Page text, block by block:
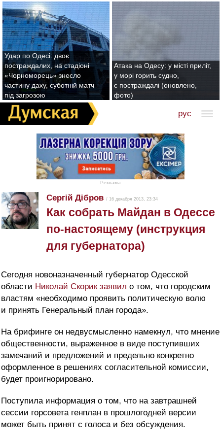
Удар по Одесі: двоє
постраждалих, на стадіоні
«Чорноморець» знесло
частину даху, суботній матч
під загрозою
Атака на Одесу: у місті приліт,
у морі горить судно,
є постраждалі (оновлено,
фото)
рус
Реклама
Сергій Дібров / 16 декабря 2013, 23:34
Как собрать Майдан в Одессе
по-настоящему (инструкция
для губернатора)
Сегодня новоназначенный губернатор Одесской
области Николай Скорик заявил о том, что городским
властям «необходимо проявить политическую волю
и принять Генеральный план города».
На брифинге он недвусмысленно намекнул, что мнение
общественности, выраженное в виде поступивших
замечаний и предложений и предельно конкретно
оформленное в решениях согласительной комиссии,
будет проигнорировано.
Поступила информация о том, что на завтрашней
сессии горсовета генплан в прошлогодней версии
может быть принят с голоса и без обсуждения.